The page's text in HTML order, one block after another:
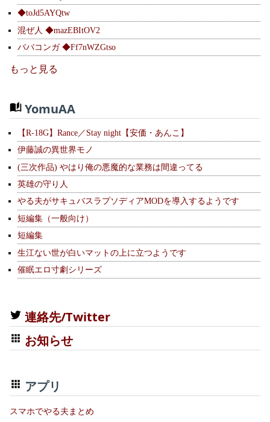
◆toJd5AYQtw
混ぜ人 ◆mazEBItOV2
ババコンガ ◆Ff7nWZGtso
もっと見る
YomuAA
【R-18G】Rance／Stay night【安価・あんこ】
伊藤誠の異世界モノ
(三次作品) やはり俺の悪魔的な業務は間違ってる
英雄の守り人
やる夫がサキュバスラプソディアMODを導入するようです
短編集（一般向け）
短編集
生江ない世が白いマットの上に立つようです
催眠エロ寸劇シリーズ
連絡先/Twitter
お知らせ
アプリ
スマホでやる夫まとめ